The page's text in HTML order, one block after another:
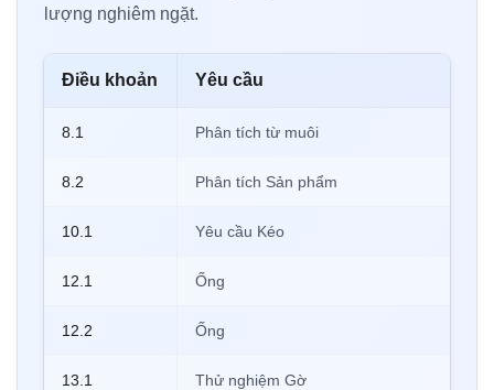
lượng nghiêm ngặt.
Điều khoản Yêu cầu
8.1 Phân tích từ muôi
8.2 Phân tích Sản phẩm
10.1 Yêu cầu Kéo
12.1 Ống
12.2 Ống
13.1 Thử nghiệm Gờ